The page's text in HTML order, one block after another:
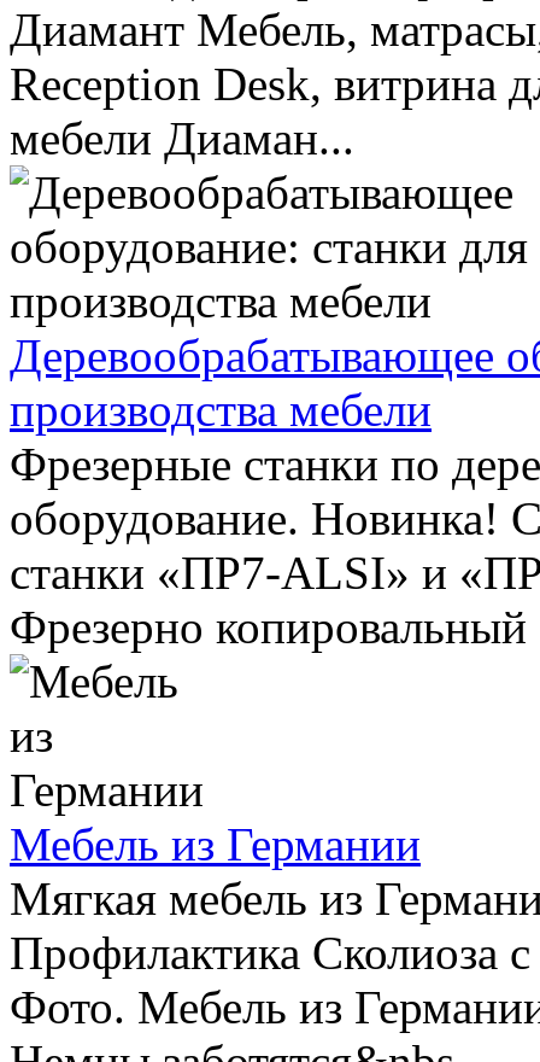
Диамант Мебель,
Reception Desk, витрина
мебели Диаман...
Деревообрабатывающее
производства мебели
Фрезерные станки по
оборудование. Новинка!
станки «ПР7-ALSI» и
Фрезерно
Мебель из Германии
Мягкая мебель из
Профилактика Сколиоза
Фото. Мебель из